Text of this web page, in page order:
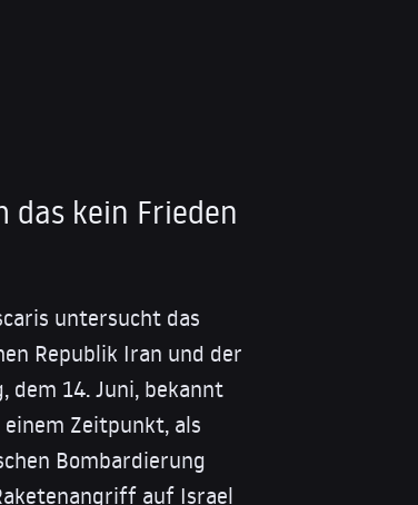
das kein Frieden
untersucht das
Republik Iran und der
dem 14. Juni, bekannt
Zeitpunkt, als
Bombardierung
auf Israel